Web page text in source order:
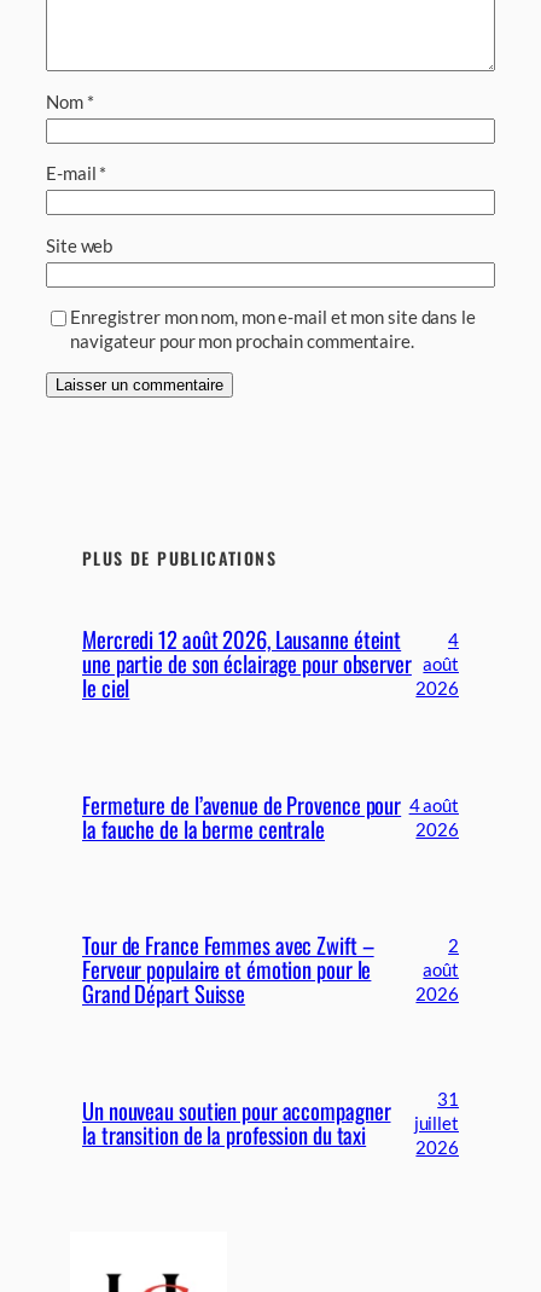
Nom *
E-mail *
Site web
Enregistrer mon nom, mon e-mail et mon site dans le
navigateur pour mon prochain commentaire.
PLUS DE PUBLICATIONS
Mercredi 12 août 2026, Lausanne éteint
une partie de son éclairage pour observer
le ciel
4
août
2026
Fermeture de l’avenue de Provence pour
la fauche de la berme centrale
4 août
2026
Tour de France Femmes avec Zwift –
Ferveur populaire et émotion pour le
Grand Départ Suisse
2
août
2026
Un nouveau soutien pour accompagner
la transition de la profession du taxi
31
juillet
2026